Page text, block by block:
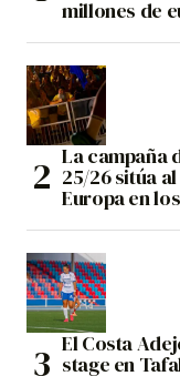
millones de
La campaña
25/26 sitúa
Europa en
El Costa
stage en